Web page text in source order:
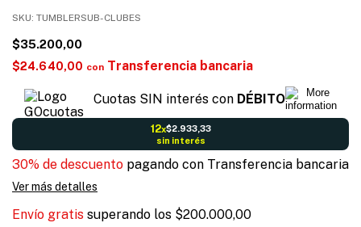
SKU: TUMBLERSUB-CLUBES
$35.200,00
$24.640,00 con Transferencia bancaria
Cuotas SIN interés con DÉBITO
12x$2.933,33
sin interés
30% de descuento pagando con Transferencia bancaria
Ver más detalles
Envío gratis superando los $200.000,00